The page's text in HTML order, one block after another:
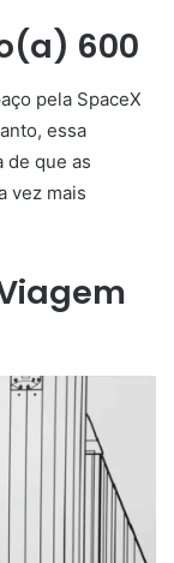
600
pela SpaceX
essa
de que as
vez mais